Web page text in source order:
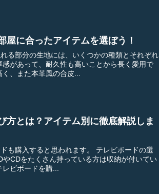
屋に合ったアイテムを選ぼう！
る部分の生地には、いくつかの種類とそれぞれ
高く、また本革風の合皮...
方とは？アイテム別に徹底解説しま
と思われます。 テレビボードの選
のテレビボードを購...